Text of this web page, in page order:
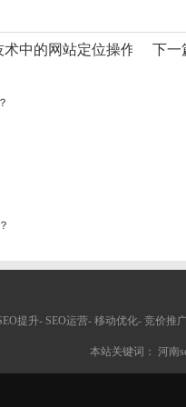
术中的网站定位操作时，我
下一
提升- SEO运营- 移动优化- 竞价推
本站关键词： 河南